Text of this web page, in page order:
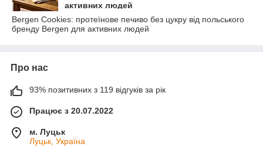
активних людей
Bergen Cookies: протеїнове печиво без цукру від польського
бренду Bergen для активних людей
Про нас
93% позитивних з 119 відгуків за рік
Працює з 20.07.2022
м. Луцьк
Луцьк, Україна